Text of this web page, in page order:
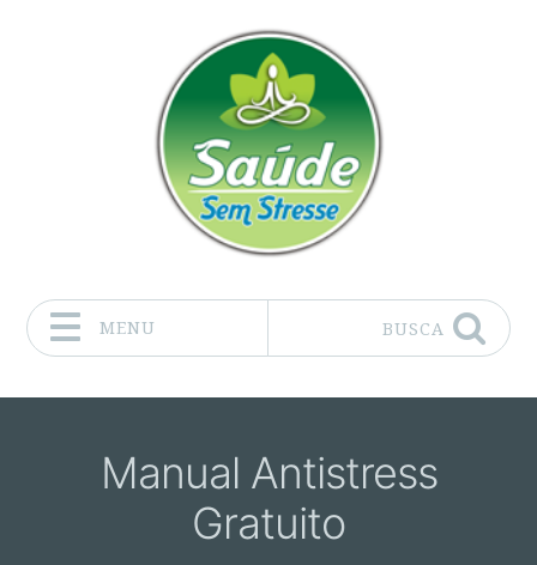
MENU BUSCA
Manual Antistress
Gratuito